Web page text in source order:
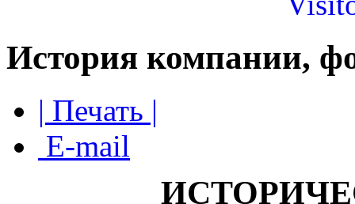
История компании,
| Печать |
E-mail